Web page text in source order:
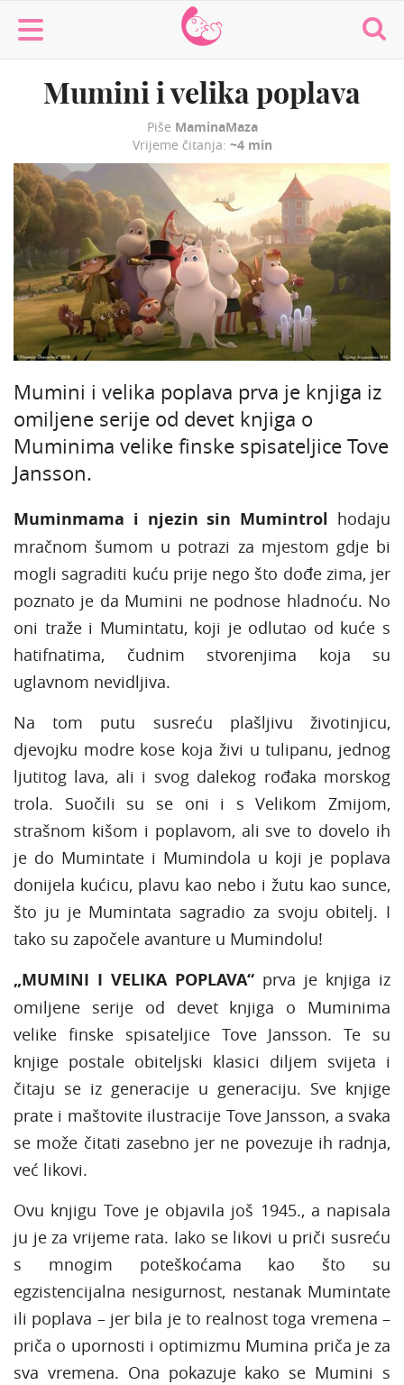
MaminaMaza
Mumini i velika poplava
Piše MaminaMaza
Vrijeme čitanja: ~4 min
Mumini i velika poplava prva je knjiga iz
omiljene serije od devet knjiga o
Muminima velike finske spisateljice Tove
Jansson.
Muminmama i njezin sin Mumintrol hodaju
mračnom šumom u potrazi za mjestom gdje bi
mogli sagraditi kuću prije nego što dođe zima, jer
poznato je da Mumini ne podnose hladnoću. No
oni traže i Mumintatu, koji je odlutao od kuće s
hatifnatima, čudnim stvorenjima koja su
uglavnom nevidljiva.
Na tom putu susreću plašljivu životinjicu,
djevojku modre kose koja živi u tulipanu, jednog
ljutitog lava, ali i svog dalekog rođaka morskog
trola. Suočili su se oni i s Velikom Zmijom,
strašnom kišom i poplavom, ali sve to dovelo ih
je do Mumintate i Mumindola u koji je poplava
donijela kućicu, plavu kao nebo i žutu kao sunce,
što ju je Mumintata sagradio za svoju obitelj. I
tako su započele avanture u Mumindolu!
„MUMINI I VELIKA POPLAVA“ prva je knjiga iz
omiljene serije od devet knjiga o Muminima
velike finske spisateljice Tove Jansson. Te su
knjige postale obiteljski klasici diljem svijeta i
čitaju se iz generacije u generaciju. Sve knjige
prate i maštovite ilustracije Tove Jansson, a svaka
se može čitati zasebno jer ne povezuje ih radnja,
već likovi.
Ovu knjigu Tove je objavila još 1945., a napisala
ju je za vrijeme rata. Iako se likovi u priči susreću
s mnogim poteškoćama kao što su
egzistencijalna nesigurnost, nestanak Mumintate
ili poplava – jer bila je to realnost toga vremena –
priča o upornosti i optimizmu Mumina priča je za
sva vremena. Ona pokazuje kako se Mumini s